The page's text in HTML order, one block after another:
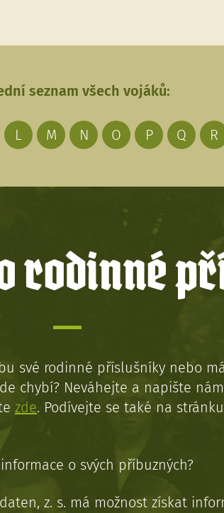
seznam všech vojáků:
L M N O P Q R
rodinné
své rodinné příslušníky nebo
chybí? Neváhejte a napište
zde. Podívejte se také na
o svých příbuzných?
z. s. má možnost získat